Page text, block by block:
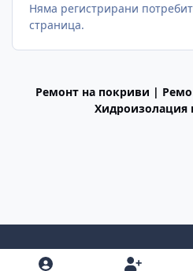
Няма регистрирани
страница.
Ремонт на покриви |
Хидроизолация